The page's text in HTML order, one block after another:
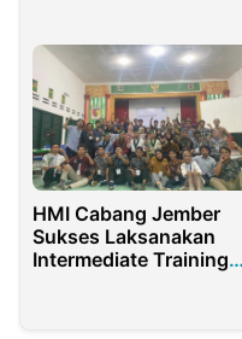
HMI Cabang Jember
Sukses Laksanakan
Intermediate Training